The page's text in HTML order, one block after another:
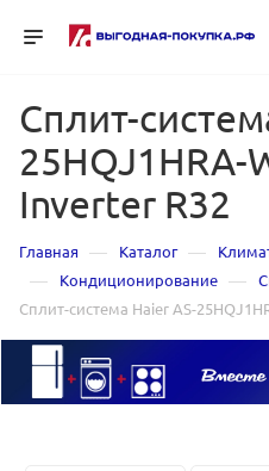
Сплит-
25HQJ1HRA-
Inverter R32
Главная — Каталог —
— Кондиционирование —
Сплит-система Haier AS-